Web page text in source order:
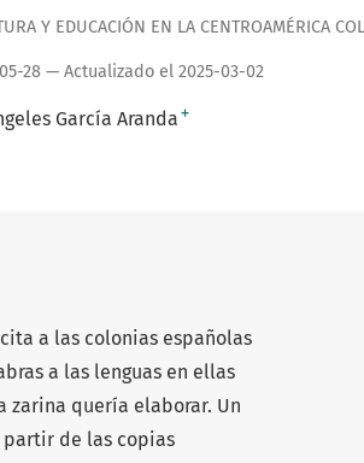
Y EDUCACIÓN EN LA CENTROAMÉRICA
28 — Actualizado el 2025-03-02
García Aranda +
a las colonias españolas
a las lenguas en ellas
quería elaborar. Un
partir de las copias